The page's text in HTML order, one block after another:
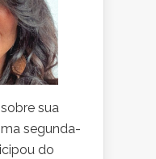
sua
segunda-
do